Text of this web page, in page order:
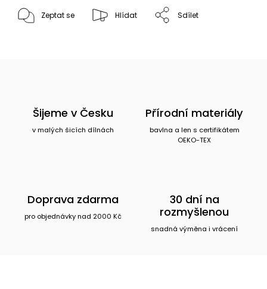
Zeptat se Hlídat Sdílet
Šijeme v Česku
v malých šicích dílnách
Přírodní materiály
bavlna a len s certifikátem
OEKO-TEX
Doprava zdarma
pro objednávky nad 2000 Kč
30 dní na
rozmyšlenou
snadná výměna i vrácení